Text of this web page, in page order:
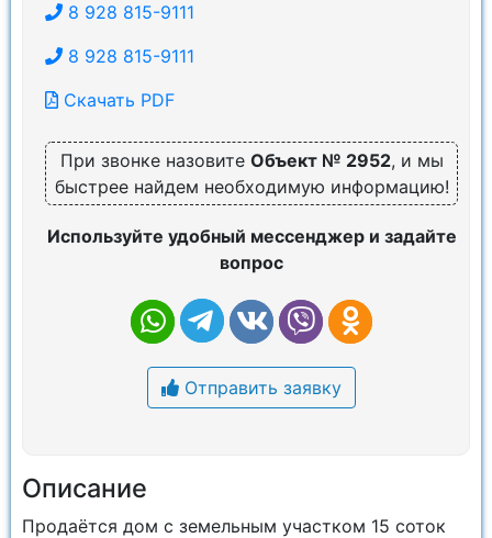
8 928 815-9111
8 928 815-9111
Скачать PDF
При звонке назовите Объект № 2952, и мы
быстрее найдем необходимую информацию!
Используйте удобный мессенджер и задайте
вопрос
Отправить заявку
Описание
Продаётся дом с земельным участком 15 соток